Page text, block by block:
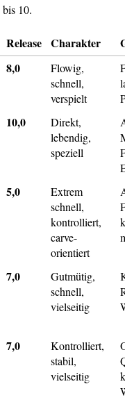
10.
Release Charakter
8,0
Flowig,
schnell,
verspielt
10,0
Direkt,
lebendig,
speziell
5,0
Extrem
schnell,
kontrolliert,
carve-
orientiert
7,0
Gutmütig,
schnell,
vielseitig
7,0
Kontrolliert,
stabil,
vielseitig